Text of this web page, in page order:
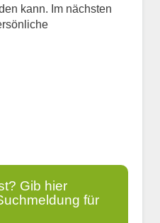
kann. Im nächsten
Gib hier
für